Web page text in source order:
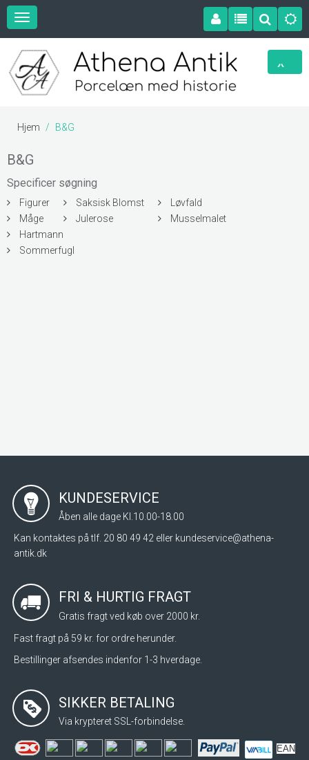
Hjem B&G
B&G
Specificer søgning
Figurer
Måge
Saksisk Blomst
Julerose
Løvfald
Musselmalet
Hartmann
Sommerfugl
KUNDESERVICE
Åben alle dage Kl.10.00-18.00
Kan kontaktes på tlf. 20 80 49 42 eller kundeservice@athena-
antik.dk
FRI & HURTIG FRAGT
Gratis fragt ved køb over 2000 kr.
Fast fragt på 59 kr. for ordre herunder.
Bestillinger afsendes indenfor 1-3 hverdage.
SIKKER BETALING
Via krypteret SSL-forbindelse.
EAN